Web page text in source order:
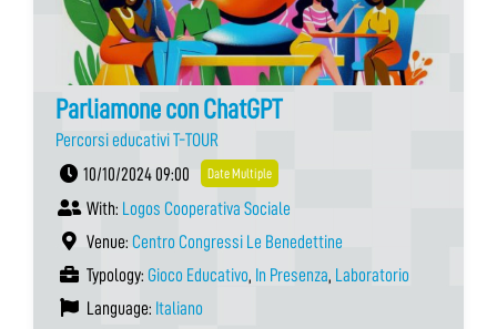
Parliamone con ChatGPT
Percorsi educativi T-TOUR
10/10/2024 09:00
Date Multiple
With: Logos Cooperativa Sociale
Venue: Centro Congressi Le Benedettine
Typology: Gioco Educativo, In Presenza, Laboratorio
Language: Italiano